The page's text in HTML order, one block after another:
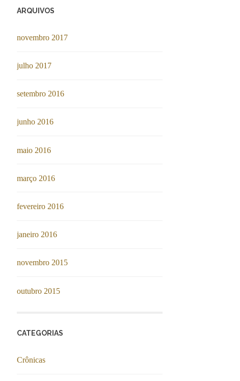
ARQUIVOS
novembro 2017
julho 2017
setembro 2016
junho 2016
maio 2016
março 2016
fevereiro 2016
janeiro 2016
novembro 2015
outubro 2015
CATEGORIAS
Crônicas